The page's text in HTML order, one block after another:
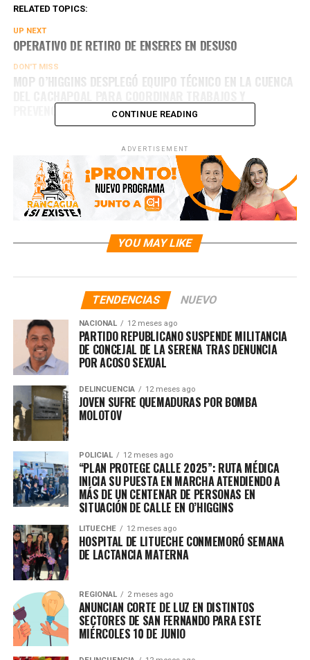
RELATED TOPICS:
UP NEXT
OPERATIVO DE RETIRO DE ENSERES EN DESUSO
DON'T MISS
MOP O’HIGGINS DESPLEGÓ EQUIPO TÉCNICO EN LA CUENCA
PREVENCIÓN
CONTINUE READING
ADVERTISEMENT
YOU MAY LIKE
TENDENCIAS NUEVO
NACIONAL 12 meses ago
PARTIDO REPUBLICANO SUSPENDE MILITANCIA
DE CONCEJAL DE LA SERENA TRAS DENUNCIA
POR ACOSO SEXUAL
DELINCUENCIA 12 meses ago
JOVEN SUFRE QUEMADURAS POR BOMBA
MOLOTOV
POLICIAL 12 meses ago
“PLAN PROTEGE CALLE 2025”: RUTA MÉDICA
INICIA SU PUESTA EN MARCHA ATENDIENDO A
MÁS DE UN CENTENAR DE PERSONAS EN
SITUACIÓN DE CALLE EN O’HIGGINS
LITUECHE 12 meses ago
HOSPITAL DE LITUECHE CONMEMORÓ SEMANA
DE LACTANCIA MATERNA
REGIONAL 2 meses ago
ANUNCIAN CORTE DE LUZ EN DISTINTOS
SECTORES DE SAN FERNANDO PARA ESTE
MIÉRCOLES 10 DE JUNIO